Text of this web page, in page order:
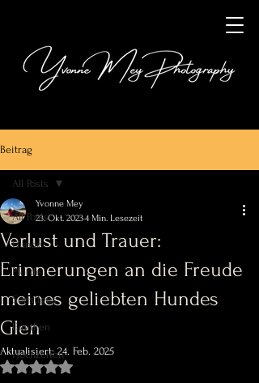
Beitrag
All Posts
Hunde
Pferde
Sonstiges
Familien
Hochzeiten
All Posts
Verlust und Trauer:
Erinnerungen an die Freude
meines geliebten Hundes
Glen
Yvonne Mey
23. Okt. 20234 Min. Lesezeit
Aktualisiert:24. Feb. 2025
Mit NaN von 5 Sternen bewertet.